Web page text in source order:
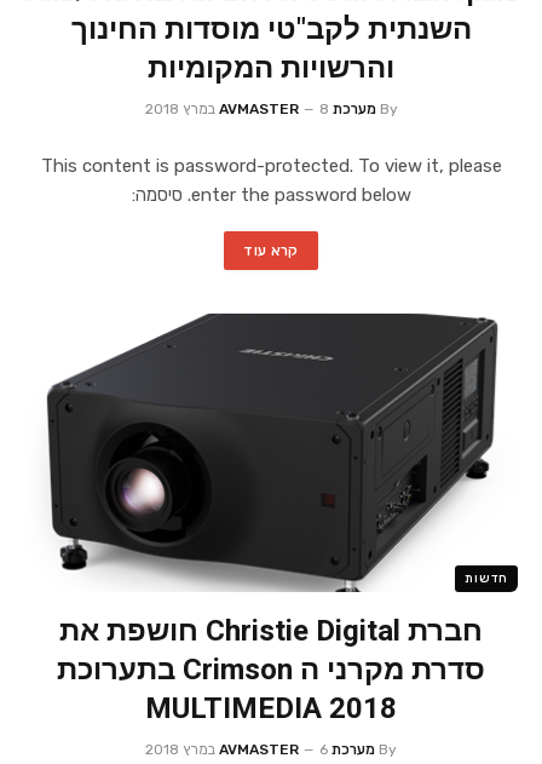
השנתית לקב"טי מוסדות החינוך
והרשויות המקומיות
By מערכת AVMASTER 8 במרץ 2018
This content is password-protected. To view it, please
enter the password below. סיסמה:
קרא עוד
חדשות
חברת Christie Digital חושפת את
סדרת מקרני ה Crimson בתערוכת
MULTIMEDIA 2018
By מערכת AVMASTER 6 במרץ 2018